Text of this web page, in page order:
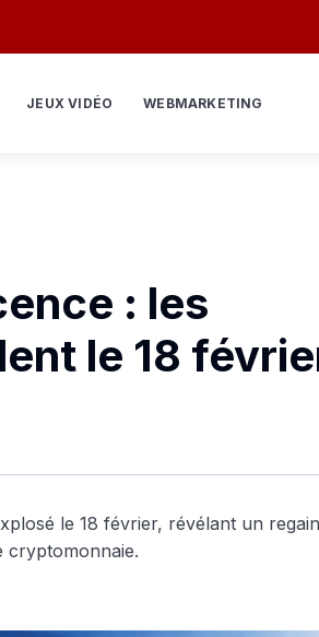
JEUX VIDÉO WEBMARKETING
: les
le 18